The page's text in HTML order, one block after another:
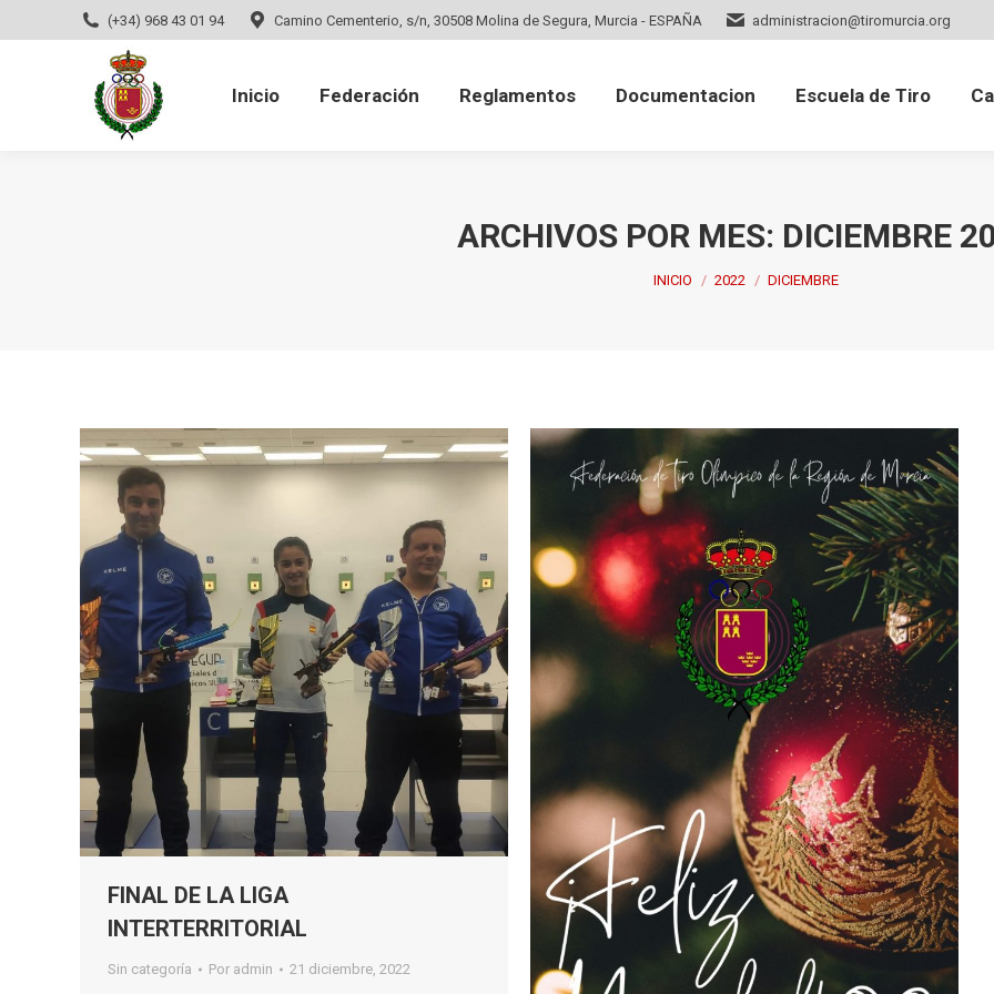
(+34) 968 43 01 94 Camino Cementerio, s/n, 30508 Molina de Segura, Murcia - ESPAÑA administracion@tiromurcia.org
Inicio Federación Reglamentos Documentacion Escuela de Tiro
ARCHIVOS POR MES: DICIEMBRE
Estás aquí:
INICIO 2022 DICIEMBRE
FINAL DE LA LIGA
INTERTERRITORIAL
Sin categoría Por admin 21 diciembre, 2022
Inicio Federación Reglamentos Documentacion Escuela de Tiro